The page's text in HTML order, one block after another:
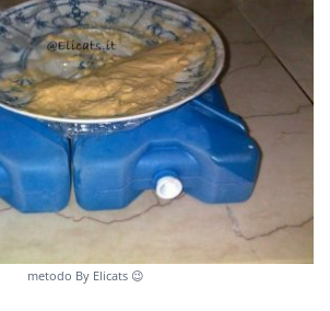
metodo By Elicats 😉